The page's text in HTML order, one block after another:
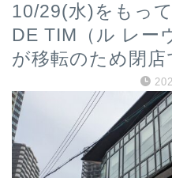
10/29(水)をもっ
DE TIM（ル レー
が移転のため閉店